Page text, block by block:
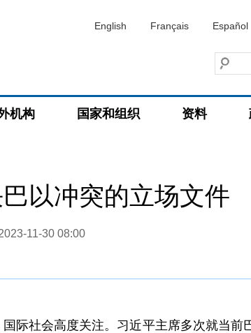
English Français Español
机构 国家和组织 资料
以冲突的立场文件
11-30 08:00
际社会高度关注。习近平主席多次就当前